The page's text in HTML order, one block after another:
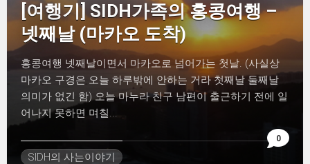
0
[여행기] SIDH가족의 홍콩여행 –
넷째날 (마카오 도착)
홍콩여행 넷째날이면서 마카오로 넘어가는 첫날. (사실상
마카오 구경은 오늘 하루밖에 안하는 거라 첫째날 둘째날
의미가 없긴 함) 오늘 마누라 친구 남편이 출근하기 전에 일
어나지 못하면 며칠...
SIDH의 사는이야기